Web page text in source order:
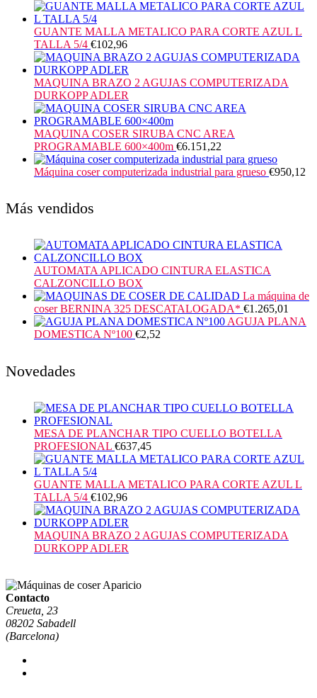
GUANTE MALLA METALICO PARA CORTE AZUL L
TALLA 5/4 €102,96
MAQUINA BRAZO 2 AGUJAS COMPUTERIZADA
DURKOPP ADLER
MAQUINA COSER SIRUBA CNC AREA
PROGRAMABLE 600×400m €6.151,22
Máquina coser computerizada industrial para grueso €950,12
Más vendidos
AUTOMATA APLICADO CINTURA ELASTICA
CALZONCILLO BOX
La máquina de
coser BERNINA 325 DESCATALOGADA* €1.265,01
AGUJA PLANA
DOMESTICA Nº100 €2,52
Novedades
MESA DE PLANCHAR TIPO CUELLO BOTELLA
PROFESIONAL €637,45
GUANTE MALLA METALICO PARA CORTE AZUL L
TALLA 5/4 €102,96
MAQUINA BRAZO 2 AGUJAS COMPUTERIZADA
DURKOPP ADLER
Contacto
Creueta, 23
08202 Sabadell
(Barcelona)